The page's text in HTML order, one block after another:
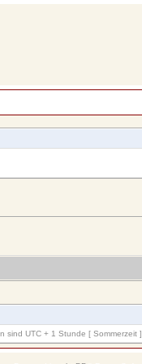
sind UTC + 1 Stunde [ Sommerzeit ]